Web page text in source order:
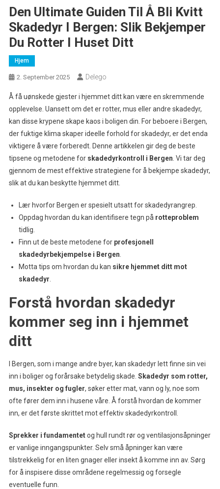
Den Ultimate Guiden Til Å Bli Kvitt
Skadedyr I Bergen: Slik Bekjemper
Du Rotter I Huset Ditt
Hjem
2. September 2025 Delego
Å få uønskede gjester i hjemmet ditt kan være en skremmende
opplevelse. Uansett om det er rotter, mus eller andre skadedyr,
kan disse krypene skape kaos i boligen din. For beboere i Bergen,
der fuktige klima skaper ideelle forhold for skadedyr, er det enda
viktigere å være forberedt. Denne artikkelen gir deg de beste
tipsene og metodene for skadedyrkontroll i Bergen . Vi tar deg
gjennom de mest effektive strategiene for å bekjempe skadedyr,
slik at du kan beskytte hjemmet ditt.
Lær hvorfor Bergen er spesielt utsatt for skadedyrangrep.
Oppdag hvordan du kan identifisere tegn på rotteproblem
tidlig.
Finn ut de beste metodene for profesjonell
skadedyrbekjempelse i Bergen
Motta tips om hvordan du kan sikre hjemmet ditt mot
skadedyr
Forstå hvordan skadedyr
kommer seg inn i hjemmet
ditt
I Bergen, som i mange andre byer, kan skadedyr lett finne sin vei
inn i boliger og forårsake betydelig skade. Skadedyr som rotter,
mus, insekter og fugler, søker etter mat, vann og ly, noe som
ofte fører dem inn i husene våre. Å forstå hvordan de kommer
inn, er det første skrittet mot effektiv skadedyrkontroll.
Sprekker i fundamentetog hull rundt rør og ventilasjonsåpninger
er vanlige inngangspunkter. Selv små åpninger kan være
tilstrekkelig for en liten gnager eller insekt å komme inn av. Sørg
for å inspisere disse områdene regelmessig og forsegle
eventuelle funn.